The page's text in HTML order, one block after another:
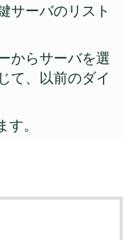
サーバのリスト
からサーバを選
て、以前のダイ
。